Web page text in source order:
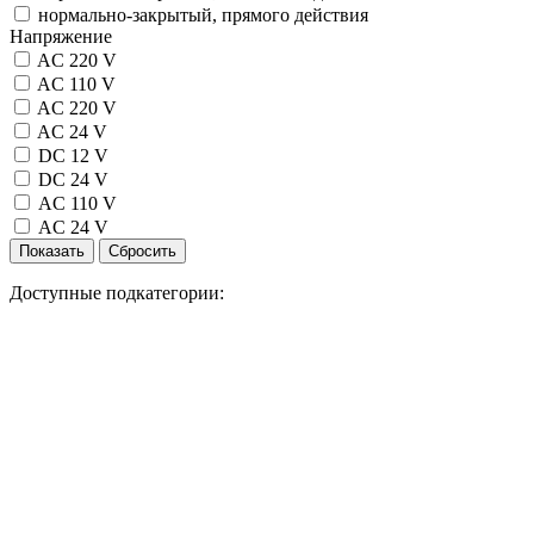
нормально-закрытый, прямого действия
Напряжение
AC 220 V
AC 110 V
AC 220 V
AC 24 V
DC 12 V
DC 24 V
АC 110 V
АC 24 V
Доступные подкатегории: